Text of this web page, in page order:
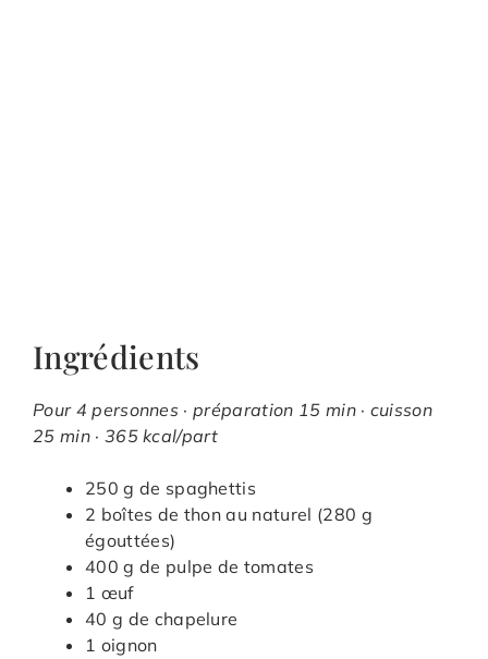
Ingrédients
Pour 4 personnes · préparation 15 min · cuisson
25 min · 365 kcal/part
250 g de spaghettis
2 boîtes de thon au naturel (280 g
égouttées)
400 g de pulpe de tomates
1 œuf
40 g de chapelure
1 oignon